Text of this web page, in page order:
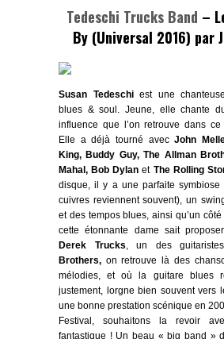
Tedeschi Trucks Band –
By (Universal 2016) par
Susan Tedeschiest une
blues & soul . Jeune, elle chante
influence que l’on retrouve dans ce
Elle a déjà tourné avecJohn
King, Buddy Guy,The Allman
Mahal,Bob Dylan et The Rolling
disque, il y a une parfaite symbiose
cuivres reviennent souvent), un
et des tempos blues, ainsi qu’un
cette étonnante dame sait
Derek Trucks
un des
Brothers, on retrouve là des
mélodies, et où la guitare blues
justement, lorgne bien souvent vers
une bonne prestation scénique en
Festival, souhaitons la revoir
fantastique ! Un beau « big band »